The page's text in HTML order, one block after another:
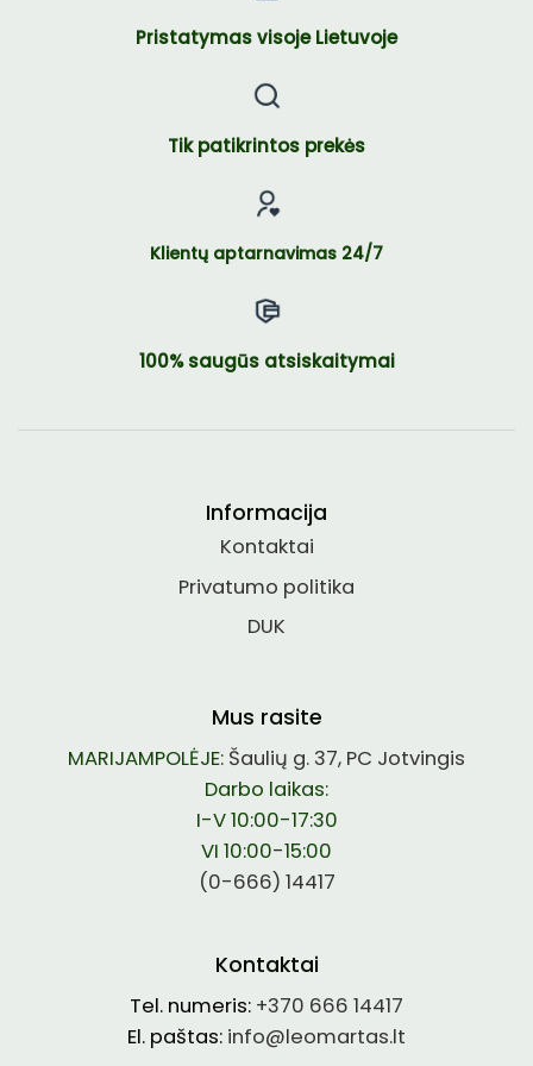
Pristatymas visoje Lietuvoje
Tik patikrintos prekės
Klientų aptarnavimas 24/7
100% saugūs atsiskaitymai
Informacija
Kontaktai
Privatumo politika
DUK
Mus rasite
MARIJAMPOLĖJE: Šaulių g. 37, PC Jotvingis
Darbo laikas:
I-V 10:00-17:30
VI 10:00-15:00
(0-666) 14417
Kontaktai
Tel. numeris: +370 666 14417
El. paštas: info@leomartas.lt